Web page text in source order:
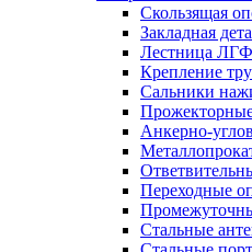
Скользящая
Закладная
Лестница
Крепление
Сальники
Анкерно-
Переходные
Стальные